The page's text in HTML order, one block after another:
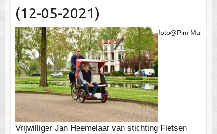
(12-05-2021)
foto@Pim Mul
Vrijwilliger Jan Heemelaar van stichting Fietsen